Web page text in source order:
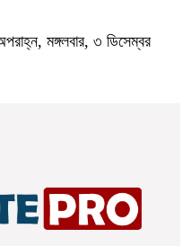
মঙ্গলবার, ৩ ডিসেম্বর